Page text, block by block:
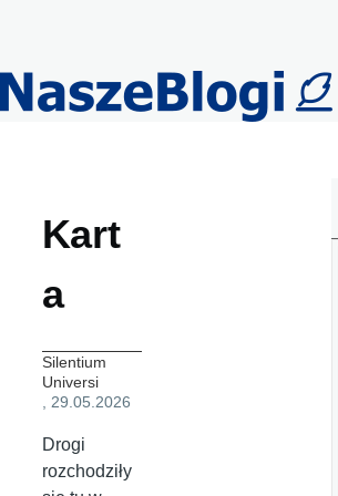
Kart
a
Silentium
Universi
, 29.05.2026
Drogi
rozchodziły